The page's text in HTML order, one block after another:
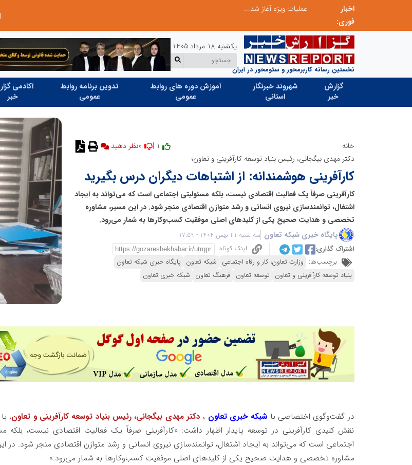
اخبار
فوری:
عملیات ویژه آغاز شد... خانه با نور،
نخستین رسانه کاربرمحور و سئومحور در ایران
یکشنبه 18 مرداد 1405
گزارش
خبر
شهروند خبرنگار
استانی
آموزش دوره های روابط
عمومی
تدوین برنامه روابط
عمومی
آکادمی
خبر
خانه
دکتر مهدی بیگجانی، رئیس بنیاد توسعه کارآفرینی و تعاون؛
کارآفرینی هوشمندانه: از اشتباهات دیگران درس بگیرید
کارآفرینی صرفاً یک فعالیت اقتصادی نیست، بلکه مسئولیتی اجتماعی است که می‌تواند به ایجاد
اشتغال، توانمندسازی نیروی انسانی و رشد متوازن اقتصادی منجر شود. در این مسیر، مشاوره
تخصصی و هدایت صحیح یکی از کلیدهای اصلی موفقیت کسب‌وکارها به شمار می‌رود.
پایگاه خبری شبکه تعاون سه شنبه 21 بهمن 1404 - 17:59
اشتراک گذاری:
لینک کوتاه
برچسب‌ها: وزارت تعاون، کار و رفاه اجتماعی شبکه تعاون پایگاه خبری شبکه تعاون
بنیاد توسعه کارآفرینی و تعاون توسعه تعاون فرهنگ تعاون شبکه خبری تعاون
در گفت‌وگوی اختصاصی با شبکه خبری تعاون ، دکتر مهدی بیگجانی، رئیس بنیاد توسعه کارآفرینی و تعاون،
نقش کلیدی کارآفرینی در توسعه پایدار اظهار داشت: «کارآفرینی صرفاً یک فعالیت اقتصادی نیست، بلکه
اجتماعی است که می‌تواند به ایجاد اشتغال، توانمندسازی نیروی انسانی و رشد متوازن اقتصادی منجر شود. در
مشاوره تخصصی و هدایت صحیح یکی از کلیدهای اصلی موفقیت کسب‌وکارها به شمار می‌رود.»